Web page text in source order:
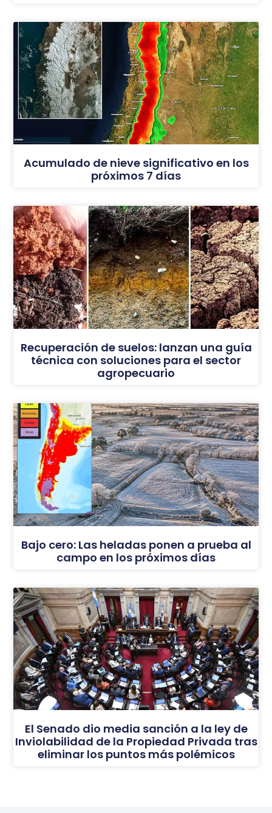
Acumulado de nieve significativo en los
próximos 7 días
Recuperación de suelos: lanzan una guía
técnica con soluciones para el sector
agropecuario
Bajo cero: Las heladas ponen a prueba al
campo en los próximos días
El Senado dio media sanción a la ley de
Inviolabilidad de la Propiedad Privada tras
eliminar los puntos más polémicos